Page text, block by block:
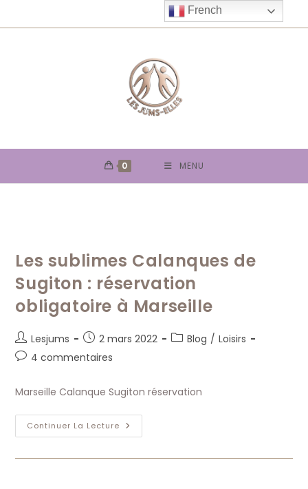
to
0 MENU
Les sublimes Calanques de
Sugiton : réservation
obligatoire à Marseille
Auteur/autrice
de
Lesjums
Publication
publiée :
2 mars 2022
PostBlog / Loisirs
Commentaires
la
publication :
4 commentaires
Marseille Calanque Sugiton réservation
Continuer La Lecture Les
Sublimes
De
French